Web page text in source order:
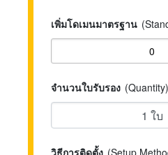
เพิ่มโดเมนมาตรฐาน
จำนวนใบรับรอง (Quantity)
วิธีการติดตั้ง (Setup